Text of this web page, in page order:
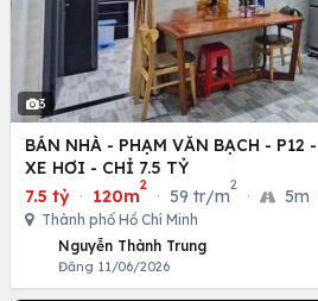
3
BÁN NHÀ - PHẠM VĂN BẠCH - P12
XE HƠI - CHỈ 7.5 TỶ
7.5 tỷ · 120m
2
· 59 tr/m
2
· 5m
Thành phố Hồ Chí Minh
Nguyễn Thành Trung
Đăng 11/06/2026